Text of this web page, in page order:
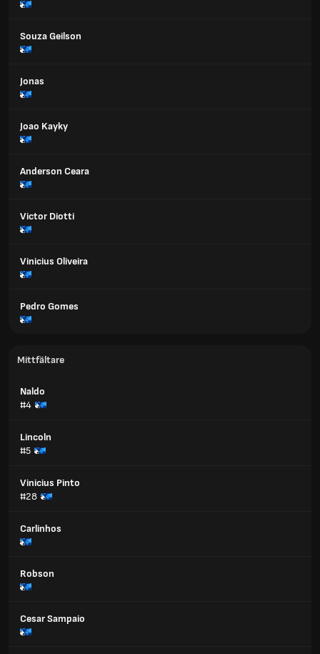
Souza Geilson
Jonas
Joao Kayky
Anderson Ceara
Victor Diotti
Vinicius Oliveira
Pedro Gomes
Mittfältare
Naldo
#4
Lincoln
#5
Vinicius Pinto
#28
Carlinhos
Robson
Cesar Sampaio